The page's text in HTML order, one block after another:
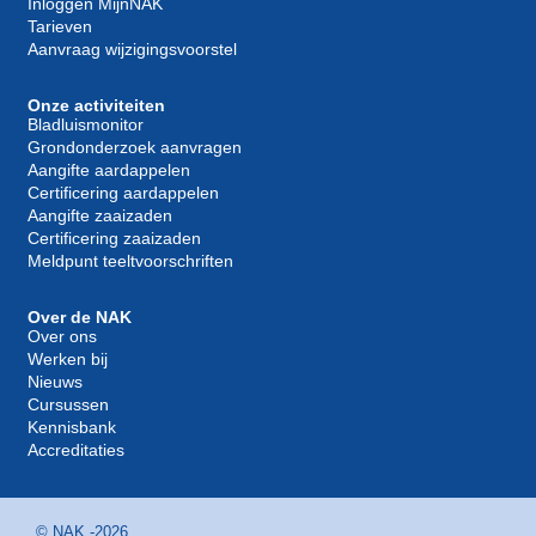
Tarieven
Aanvraag wijzigingsvoorstel
Onze activiteiten
Bladluismonitor
Grondonderzoek aanvragen
Aangifte aardappelen
Certificering aardappelen
Aangifte zaaizaden
Certificering zaaizaden
Meldpunt teeltvoorschriften
Over de NAK
Over ons
Werken bij
Nieuws
Cursussen
Kennisbank
Accreditaties
© NAK -2026